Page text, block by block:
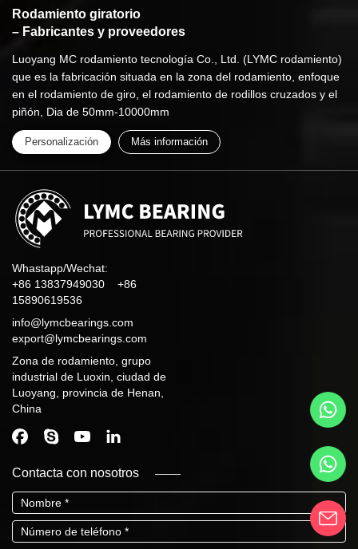
Rodamiento giratorio
– Fabricantes y proveedores
Luoyang MC rodamiento tecnología Co., Ltd. (LYMC rodamiento)
que es la fabricación situada en la zona del rodamiento, enfoque
en el rodamiento de giro, el rodamiento de rodillos cruzados y el
piñón, Dia de 50mm-10000mm
Personalización Más información
Whastapp/Wechat:
+86 13837949030 +86
15890619536
info@lymcbearings.com
export@lymcbearings.com
Zona de rodamiento, grupo
industrial de Luoxin, ciudad de
Luoyang, provincia de Henan,
China
Contacta con nosotros